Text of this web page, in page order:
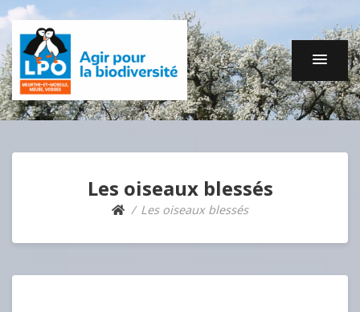
Les oiseaux blessés
Les oiseaux blessés